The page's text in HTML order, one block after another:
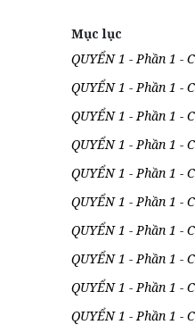
Mục lục
QUYỂN 1 - Phần 1 -
QUYỂN 1 - Phần 1 -
QUYỂN 1 - Phần 1 -
QUYỂN 1 - Phần 1 -
QUYỂN 1 - Phần 1 -
QUYỂN 1 - Phần 1 -
QUYỂN 1 - Phần 1 -
QUYỂN 1 - Phần 1 -
QUYỂN 1 - Phần 1 -
QUYỂN 1 - Phần 1 -